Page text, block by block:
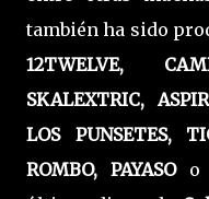
también ha sido
12TWELVE,
SKALEXTRIC,
LOS PUNSETES,
ROMBO, PAYASO o